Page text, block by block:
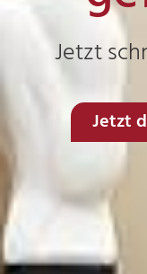
Jetzt
Jetzt